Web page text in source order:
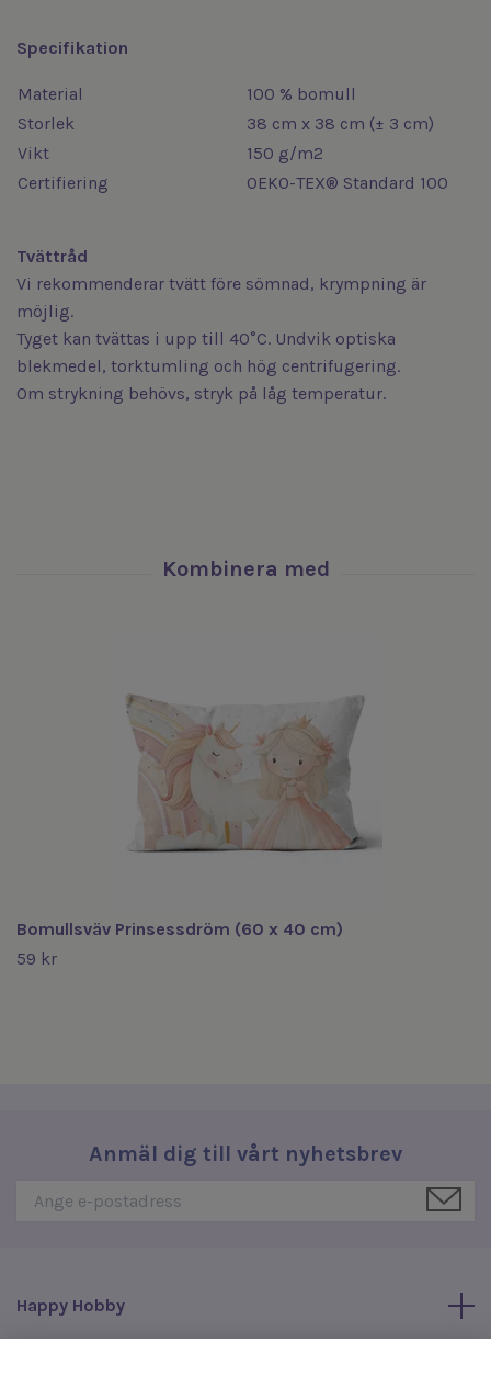
Specifikation
Material
100 % bomull
Storlek
38 cm x 38 cm (± 3 cm)
Vikt
150 g/m2
Certifiering
OEKO-TEX® Standard 100
Tvättråd
Vi rekommenderar tvätt före sömnad, krympning är
möjlig.
Tyget kan tvättas i upp till 40°C. Undvik optiska
blekmedel, torktumling och hög centrifugering.
Om strykning behövs, stryk på låg temperatur.
Bomullsväv Prinsessdröm (60 x 40 cm)
59 kr
Anmäl dig till vårt nyhetsbrev
Happy Hobby